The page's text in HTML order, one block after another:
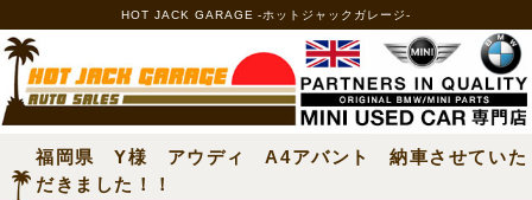
HOT JACK GARAGE -ホットジャックガレージ-
福岡県 Y様 アウディ A4アバント 納車させていた
だきました！！